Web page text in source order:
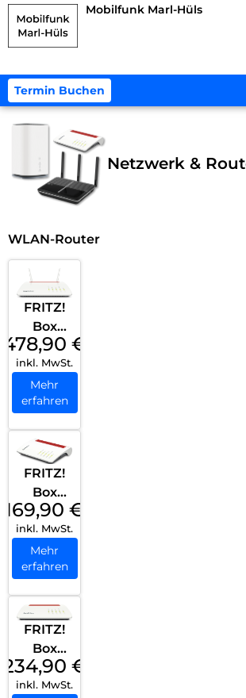
Mobilfunk Marl-Hüls
Termin Buchen
Netzwerk &
WLAN-Router
FRITZ!
Box
6890
LTE
Weiß
478,90 €
inkl. MwSt.
Mehr
erfahren
FRITZ!
Box
7530 AX
(Tarifver
marktu
ng)
169,90 €
inkl. MwSt.
Mehr
erfahren
FRITZ!
Box
7590 AX
Weiß
234,90 €
inkl. MwSt.